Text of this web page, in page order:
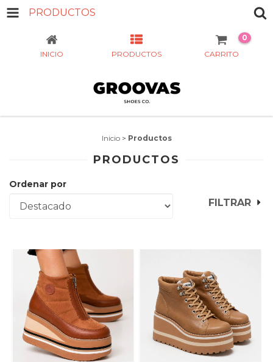
PRODUCTOS
INICIO PRODUCTOS CARRITO
0
Inicio > Productos
PRODUCTOS
Ordenar por
FILTRAR